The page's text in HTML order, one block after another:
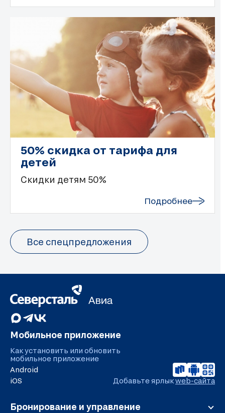
50% скидка от тарифа для
детей
Скидки детям 50%
Подробнее
Все спецпредложения
Мобильное приложение
Как установить или обновить
мобильное приложение
Android
iOS
Добавьте ярлыкweb-сайта
Бронирование и управление